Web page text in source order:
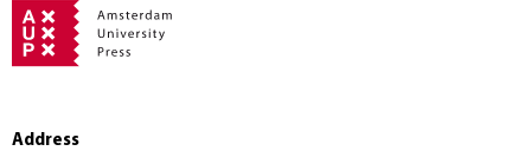
Address